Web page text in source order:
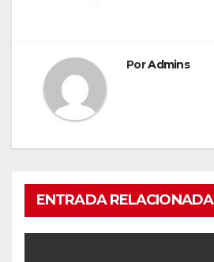
PorAdmins
ENTRADA RELACIONADA